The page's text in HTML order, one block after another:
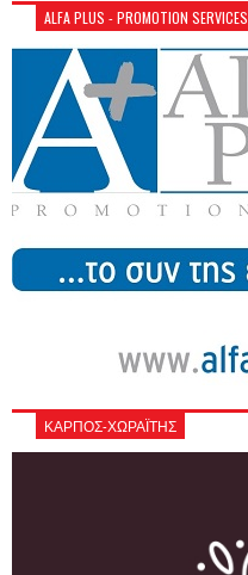
ALFA PLUS - PROMOTION SERVICES
ΚΑΡΠΟΣ-ΧΩΡΑΪΤΗΣ